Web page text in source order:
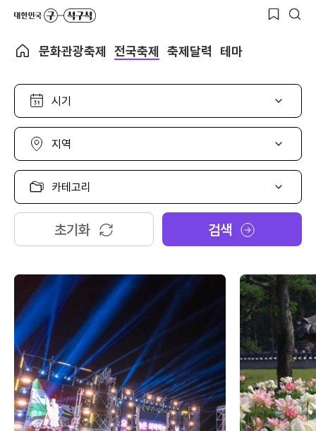
문화관광축제 전국축제 축제달력 테마
시
선
택
지
선
택
카
고
리
택
초기화 검색